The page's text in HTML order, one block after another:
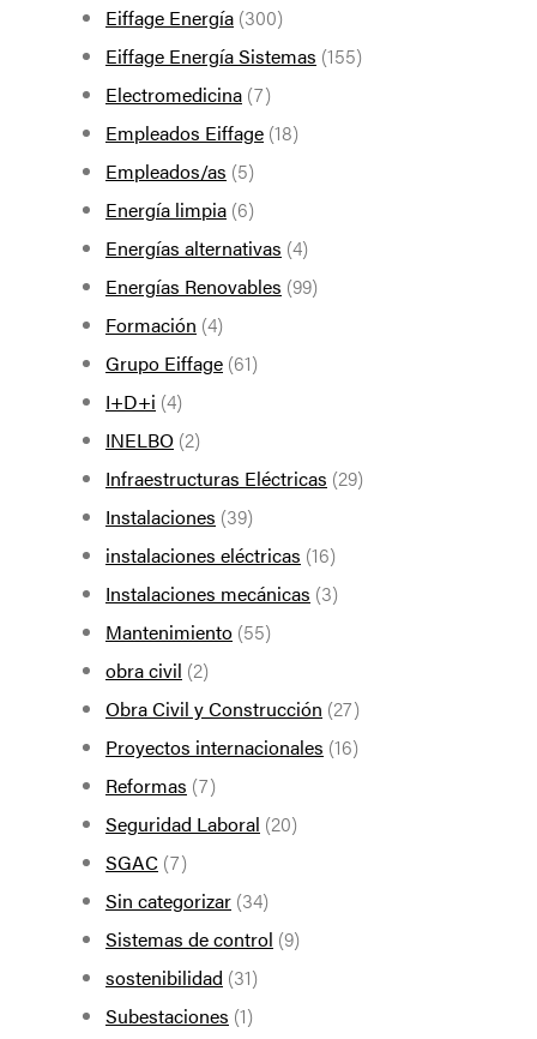
Eiffage Energía (300)
Eiffage Energía Sistemas (155)
Electromedicina (7)
Empleados Eiffage (18)
Empleados/as (5)
Energía limpia (6)
Energías alternativas (4)
Energías Renovables (99)
Formación (4)
Grupo Eiffage (61)
I+D+i (4)
INELBO (2)
Infraestructuras Eléctricas (29)
Instalaciones (39)
instalaciones eléctricas (16)
Instalaciones mecánicas (3)
Mantenimiento (55)
obra civil (2)
Obra Civil y Construcción (27)
Proyectos internacionales (16)
Reformas (7)
Seguridad Laboral (20)
SGAC (7)
Sin categorizar (34)
Sistemas de control (9)
sostenibilidad (31)
Subestaciones (1)